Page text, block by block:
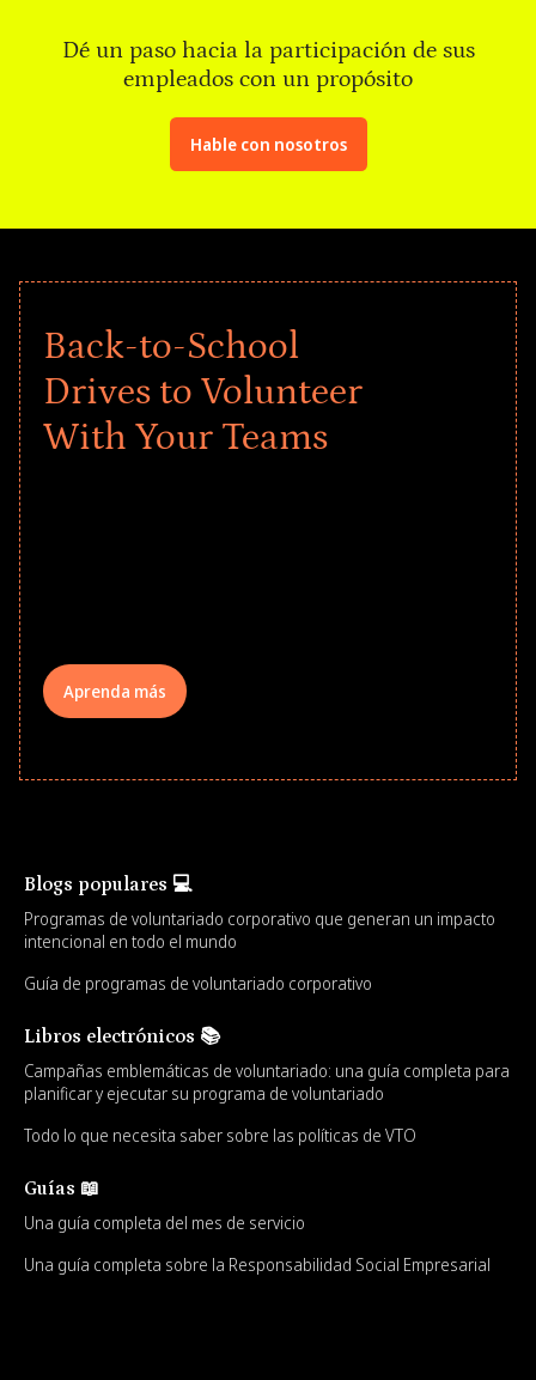
Dé un paso hacia la participación de sus
empleados con un propósito
Hable con nosotros
Back-to-School
Drives to Volunteer
With Your Teams
Aprenda más
Blogs populares 💻
Programas de voluntariado corporativo que generan un impacto
intencional en todo el mundo
Guía de programas de voluntariado corporativo
Libros electrónicos 📚
Campañas emblemáticas de voluntariado: una guía completa para
planificar y ejecutar su programa de voluntariado
Todo lo que necesita saber sobre las políticas de VTO
Guías 📖
Una guía completa del mes de servicio
Una guía completa sobre la Responsabilidad Social Empresarial